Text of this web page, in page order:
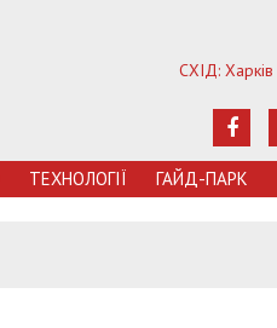
СХІД: Харків
ТЕХНОЛОГIЇ ГАЙД-ПАРК